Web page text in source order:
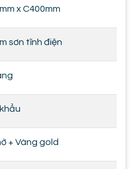
x C400mm
sơn tĩnh điện
+ Vàng gold